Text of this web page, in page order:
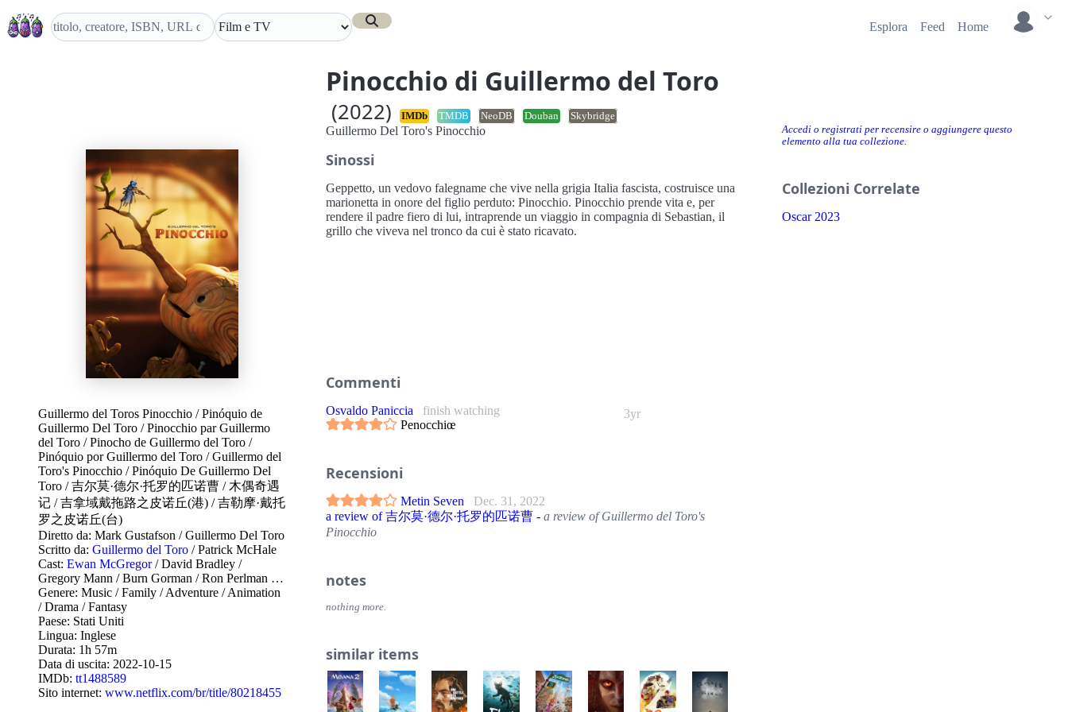
Esplora Feed Home
Pinocchio di Guillermo del Toro
(2022) IMDb TMDB NeoDB Douban
Skybridge
Accedi o registrati per recensire o aggiungere questo
elemento alla tua collezione.
Collezioni Correlate
Oscar 2023
Guillermo del Toros Pinocchio /Pinóquio de
Guillermo Del Toro /Pinocchio par Guillermo
del Toro /Pinocho de Guillermo del Toro /
Pinóquio por Guillermo del Toro /Guillermo del
Toro's Pinocchio /Pinóquio De Guillermo Del
Toro /吉尔莫·德尔·托罗的匹诺曹 / 木偶奇遇
记 /吉拿域戴拖路之皮诺丘(港) /吉勒摩·戴托
罗之皮诺丘(台)
Diretto da: Mark Gustafson /Guillermo Del Toro
Scritto da: Guillermo del Toro /Patrick McHale
Cast: Ewan McGregor/David Bradley /
Gregory Mann /Burn Gorman /Ron Perlman …
Genere: Music /Family /Adventure /Animation
/Drama /Fantasy
Paese: Stati Uniti
Lingua: Inglese
Durata: 1h 57m
Data di uscita: 2022-10-15
IMDb: tt1488589
Sito internet: www.netflix.com/br/title/80218455
Guillermo Del Toro's Pinocchio
Sinossi
Geppetto, un vedovo falegname che vive nella grigia Italia fascista, costruisce una
marionetta in onore del figlio perduto: Pinocchio. Pinocchio prende vita e, per
rendere il padre fiero di lui, intraprende un viaggio in compagnia di Sebastian, il
grillo che viveva nel tronco da cui è stato ricavato.
Commenti
3yr
Osvaldo Paniccia
finish watching
Penocchiœ
Recensioni
Metin Seven
Dec. 31, 2022
a review of 吉尔莫·德尔·托罗的匹诺曹 - a review of Guillermo del Toro's
Pinocchio
notes
nothing more.
similar items